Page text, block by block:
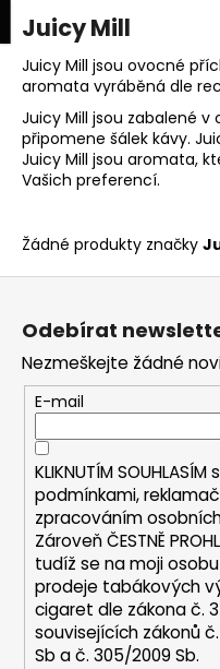
Přejít
na
obsah
Juicy Mill
Juicy Mill jsou ovocné
aromata vyráběná dle
Juicy Mill jsou zabalené
připomene šálek kávy.
Juicy Mill jsou aromata,
Vašich preferencí.
Žádné produkty značky
o Zpět
Zpět
C
o
p
t
ř
e
b
u
j
e
e
n
a
?
Odebírat
Nezmeškejte žádné
E-mail
KLIKNUTÍM SOUHLASÍM s
podmínkami,
zpracováním
Zároveň ČESTNĚ
tudíž se na moji
prodeje tabákových
cigaret dle zákona č.
souvisejících zákonů
Sb a č. 305/2009 Sb.